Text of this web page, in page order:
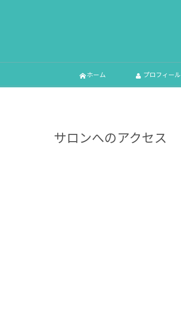
ホーム プロフィール
サロンへのアクセス